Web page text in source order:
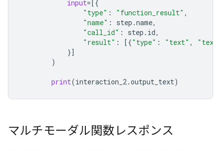
input= [{
"type" : "function_result" ,
"name" : step .name,
"call_id" : step . id,
"result" : [{"type" : "text" ,
}]
)
print(interaction_2.output_text)
マルチモーダル関数レスポンス